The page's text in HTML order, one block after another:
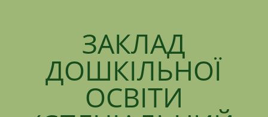
ЗАКЛАД
ДОШКІЛЬНОЇ
ОСВІТИ